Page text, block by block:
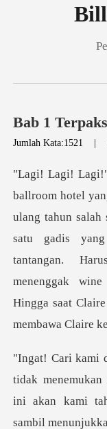
Keluar
Bab 1
Jumlah Kata:1521 |
satu gadis
tantangan.
menenggak w
ukan
ini akan kami